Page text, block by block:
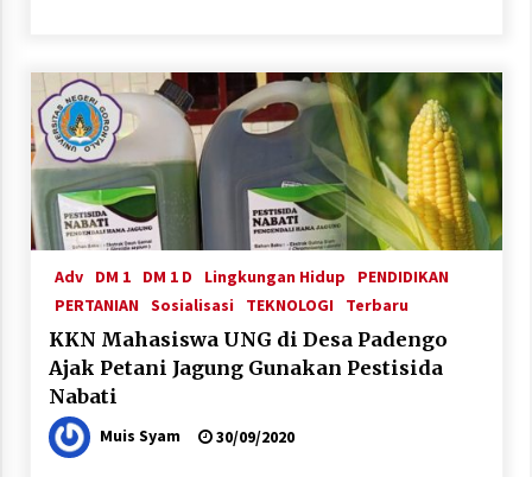
Adv DM 1 DM 1 D Lingkungan Hidup
PENDIDIKAN
PERTANIAN Sosialisasi TEKNOLOGI Terbaru
KKN Mahasiswa UNG di Desa Padengo
Ajak Petani Jagung Gunakan Pestisida
Nabati
Muis Syam 30/09/2020